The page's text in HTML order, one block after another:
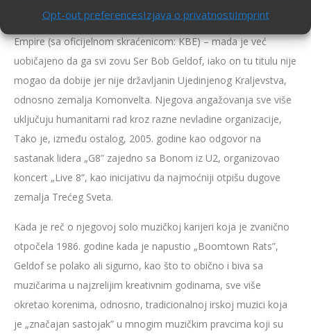
Opt-out preferencesIzjava o privatnostiImprint
– Honorary Knight Commander of the Order of the British
Empire (sa oficijelnom skraćenicom: KBE) – mada je već
uobičajeno da ga svi zovu Ser Bob Geldof, iako on tu titulu nije
mogao da dobije jer nije državljanin Ujedinjenog Kraljevstva,
odnosno zemalja Komonvelta. Njegova angažovanja sve više
uključuju humanitarni rad kroz razne nevladine organizacije,
Tako je, između ostalog, 2005. godine kao odgovor na
sastanak lidera „G8” zajedno sa Bonom iz U2, organizovao
koncert „Live 8”, kao inicijativu da najmoćniji otpišu dugove
zemalja Trećeg Sveta.
Kada je reč o njegovoj solo muzičkoj karijeri koja je zvanično
otpočela 1986. godine kada je napustio „Boomtown Rats”,
Geldof se polako ali sigurno, kao što to obično i biva sa
muzičarima u najzrelijim kreativnim godinama, sve više
okretao korenima, odnosno, tradicionalnoj irskoj muzici koja
je „značajan sastojak” u mnogim muzičkim pravcima koji su